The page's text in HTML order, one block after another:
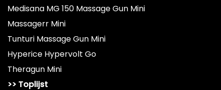
Medisana MG 150 Massage Gun Mini
Massagerr Mini
Tunturi Massage Gun Mini
Hyperice Hypervolt Go
Theragun Mini
>> Toplijst